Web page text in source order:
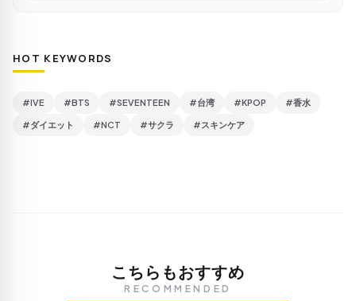
HOT KEYWORDS
#IVE #BTS #SEVENTEEN #台湾 #KPOP #香水
#ダイエット #NCT #サクラ #スキンケア
こちらもおすすめ
RECOMMENDED